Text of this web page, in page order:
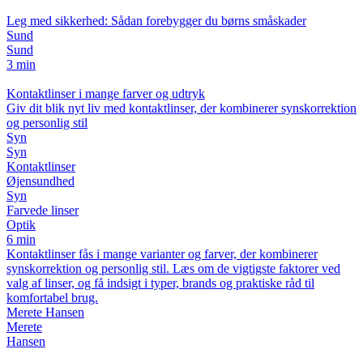
Leg med sikkerhed: Sådan forebygger du børns småskader
Sund
Sund
3 min
Kontaktlinser i mange farver og udtryk
Giv dit blik nyt liv med kontaktlinser, der kombinerer synskorrektion
og personlig stil
Syn
Syn
Kontaktlinser
Øjensundhed
Syn
Farvede linser
Optik
6 min
Kontaktlinser fås i mange varianter og farver, der kombinerer
synskorrektion og personlig stil. Læs om de vigtigste faktorer ved
valg af linser, og få indsigt i typer, brands og praktiske råd til
komfortabel brug.
Merete Hansen
Merete
Hansen